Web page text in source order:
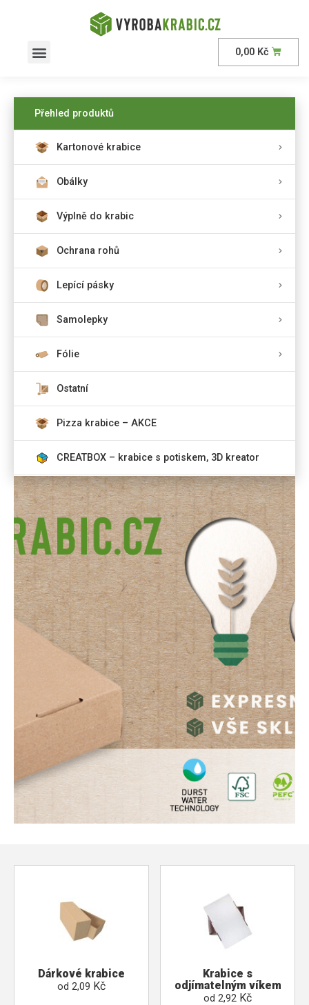
0,00 Kč
Přehled produktů
Kartonové krabice
Obálky
Výplně do krabic
Ochrana rohů
Lepící pásky
Samolepky
Fólie
Ostatní
Pizza krabice – AKCE
CREATBOX – krabice s potiskem, 3D kreator
Dárkové krabice
od 2,09 Kč
Krabice s
odjímatelným víkem
od2,92 Kč